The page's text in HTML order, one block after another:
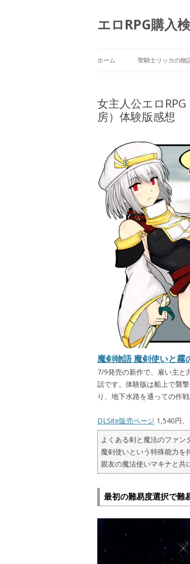
エロRPG購入
ホーム 聖騎士リッカの物
女主人公エロ
房）体験版感想
魔剣物語 魔剣使いと
7/9発売の新作で、雇い主と
話です。体験版は船上で襲
り、地下水路を通っての作
DLSite販売ページ 1,540円
よくある剣と魔法のファン
魔剣使いという特殊能力を
親友の魔法使いマキナと共
最初の難易度選択で難